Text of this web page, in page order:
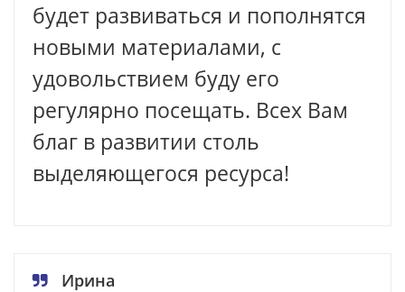
будет развиваться и пополнятся
новыми материалами, с
удовольствием буду его
регулярно посещать. Всех Вам
благ в развитии столь
выделяющегося ресурса!
Ирина